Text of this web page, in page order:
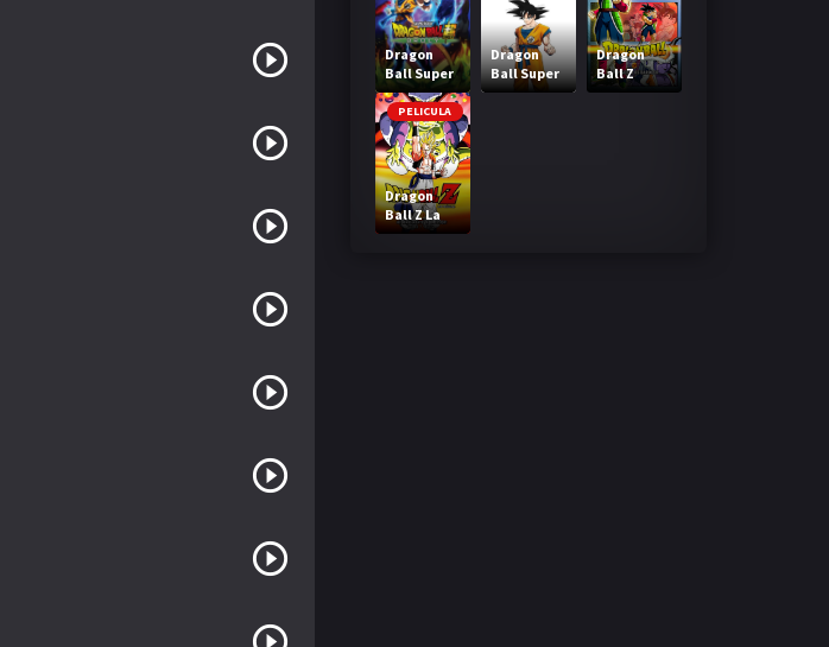
Dragon
Ball Super
Broly
Dragon
Ball Super
Super Hero
Dragon
Ball Z
Bardock El
PELICULA
Dragon
Ball Z La
Fusion de